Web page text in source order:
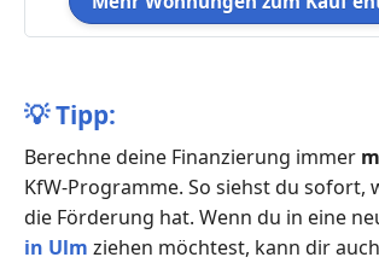
💡Tipp:
Berechne deine Finanzierung immer
KfW-Programme. So siehst du sofort,
die Förderung hat. Wenn du in eine
in Ulm ziehen möchtest, kann dir